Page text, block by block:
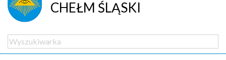
CHEŁM ŚLĄSKI